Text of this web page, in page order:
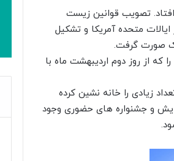
تصویب قوانین زیست
متحده آمریکا و تشکیل
صورت گرفت.
که از روز دوم اردیبهشت ماه با
زیادی را خانه نشین کرده
و جشنواره های حضوری وجود